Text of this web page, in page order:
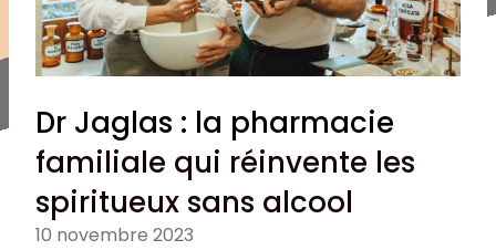
Dr Jaglas : la pharmacie
familiale qui réinvente les
spiritueux sans alcool
10 novembre 2023